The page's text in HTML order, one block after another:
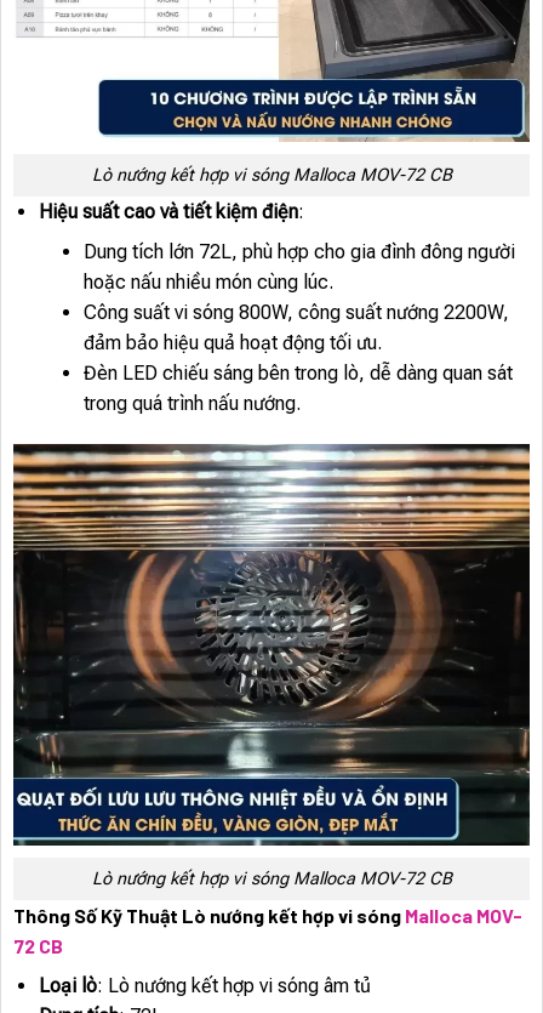
Lò nướng kết hợp vi sóng Malloca MOV-72 CB
Hiệu suất cao và tiết kiệm điện:
Dung tích lớn 72L, phù hợp cho gia đình đông người
hoặc nấu nhiều món cùng lúc.
Công suất vi sóng 800W, công suất nướng 2200W,
đảm bảo hiệu quả hoạt động tối ưu.
Đèn LED chiếu sáng bên trong lò, dễ dàng quan sát
trong quá trình nấu nướng.
Lò nướng kết hợp vi sóng Malloca MOV-72 CB
Thông Số Kỹ Thuật Lò nướng kết hợp vi sóng Malloca MOV-
72 CB
Loại lò: Lò nướng kết hợp vi sóng âm tủ